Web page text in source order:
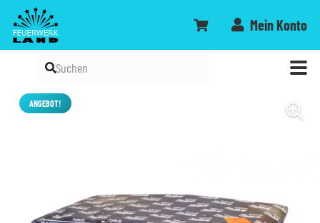
Mein Konto
ANGEBOT!